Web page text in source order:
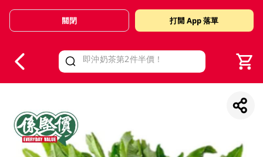
Valid Until 30 June 2026
關閉 打開 App 落單